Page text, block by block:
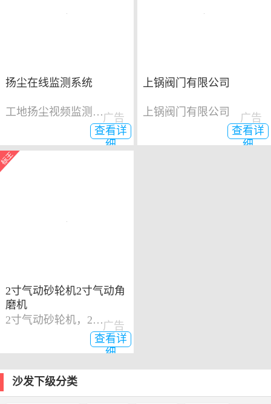
扬尘在线监测系统
工地扬尘视频监测系统
查看详
细
广告
上锅阀门有限公司
上锅阀门有限公司
查看详
细
广告
2寸气动砂轮机2寸气动角
磨机
2寸气动砂轮机，2寸气动角磨机
查看详
细
广告
沙发下级分类